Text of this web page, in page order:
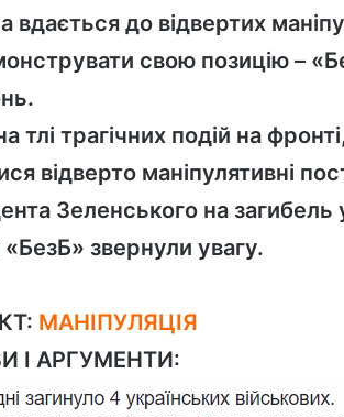
вдається до відвертих
свою позицію –
тлі трагічних подій на
відверто маніпулятивні
Зеленського на загибель
«БезБ» звернули увагу.
МАНІПУЛЯЦІЯ
І АРГУМЕНТИ: